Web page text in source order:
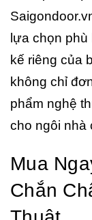
lựa chọn
kế riêng của
không chỉ
phẩm nghệ
cho ngôi nhà
Mua
Chắn